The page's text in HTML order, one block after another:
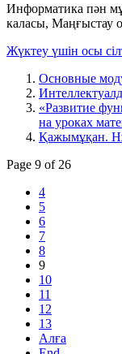
Информатика пән
каласы, Маңғыстау
Жүктеу үшін осы
Основные
«Развитие
на уроках
Қажымұқан.
Page 9 of 26
4
5
6
7
8
9
10
11
12
13
Алға